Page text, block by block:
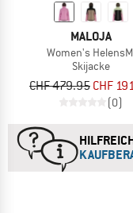
MALOJA
Women's
Skijacke
CHF 479.95 CHF
(0)